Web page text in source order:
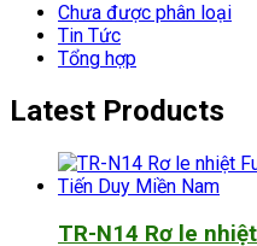
Chưa được phân loại
Tin Tức
Tổng hợp
Latest Products
TR-N14 Rơ le